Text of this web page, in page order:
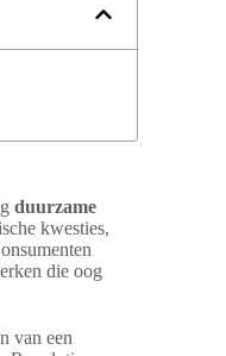
duurzame
kwesties,
die oog
van een